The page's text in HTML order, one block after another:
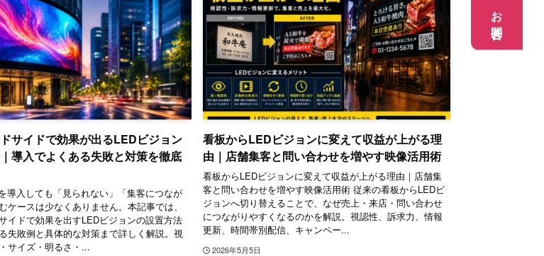
サイドで効果が出るLEDビジョン
導入でよくある失敗と対策を徹底
導入しても「見られない」「集客につなが
ケースは少なくありません。本記事では、
イドで効果を出すLEDビジョンの設置方法
失敗例と具体的な対策まで詳しく解説。視
サイズ・明るさ・...
看板からLEDビジョンに変えて収益が上がる理
由｜店舗集客と問い合わせを増やす映像活用術
看板からLEDビジョンに変えて収益が上がる理由｜店舗集
客と問い合わせを増やす映像活用術 従来の看板からLEDビ
ジョンへ切り替えることで、なぜ売上・来店・問い合わせ
につながりやすくなるのかを解説。視認性、訴求力、情報
更新、時間帯別配信、キャンペー...
2026年5月5日
お問合せ